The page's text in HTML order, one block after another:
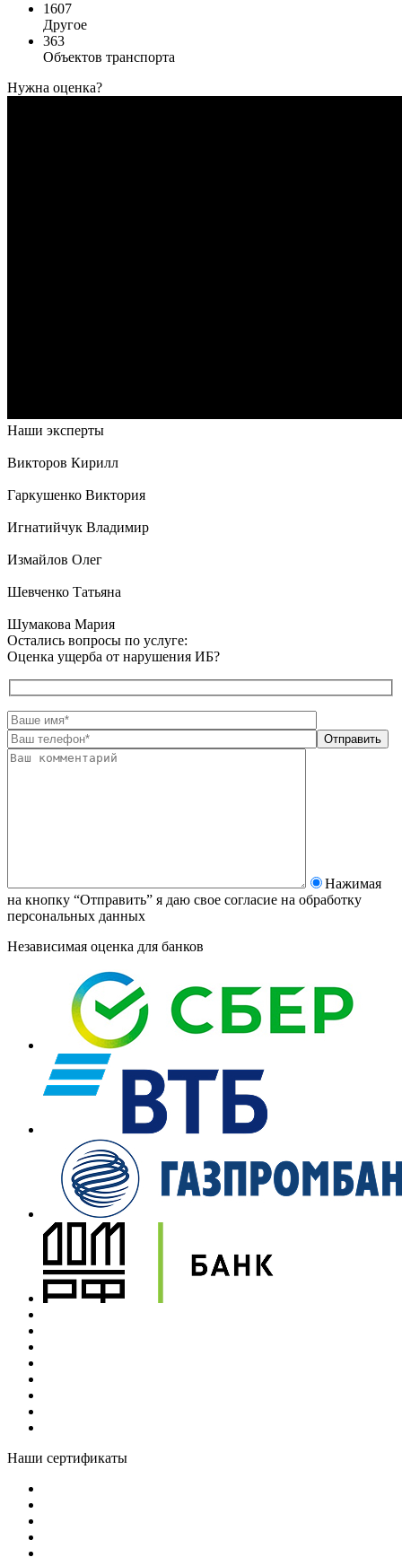
1607
Другое
363
Объектов транспорта
Нужна оценка?
Наши эксперты
Викторов Кирилл
Гаркушенко Виктория
Игнатийчук Владимир
Измайлов Олег
Шевченко Татьяна
Шумакова Мария
Остались вопросы по услуге:
Оценка ущерба от нарушения ИБ?
Нажимая
на кнопку “Отправить” я даю свое согласие на обработку
персональных данных
Независимая оценка для банков
Наши сертификаты